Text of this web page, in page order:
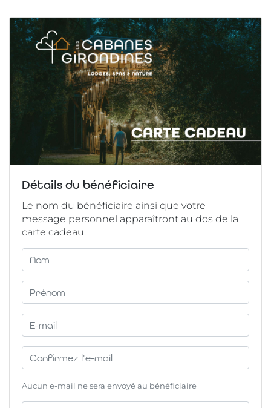
Détails du bénéficiaire
Le nom du bénéficiaire ainsi que votre
message personnel apparaîtront au dos de la
carte cadeau.
Aucun e-mail ne sera envoyé au bénéficiaire